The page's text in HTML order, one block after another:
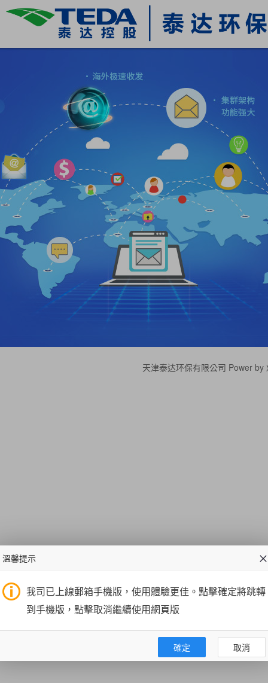
天津泰达环保有限公司 Power
溫馨提示
我司已上線郵箱手機版，使用體驗更佳。點擊確定將跳轉
到手機版，點擊取消繼續使用網頁版
確定 取消